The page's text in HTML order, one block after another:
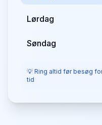
Lørdag
Søndag
💡 Ring altid før besøg
tid